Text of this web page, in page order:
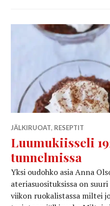
JÄLKIRUOAT, RESEPTIT
Luumukiisseli
tunnelmissa
Yksi oudohko asia Anna
ateriasuosituksissa on
viikon ruokalistassa miltei